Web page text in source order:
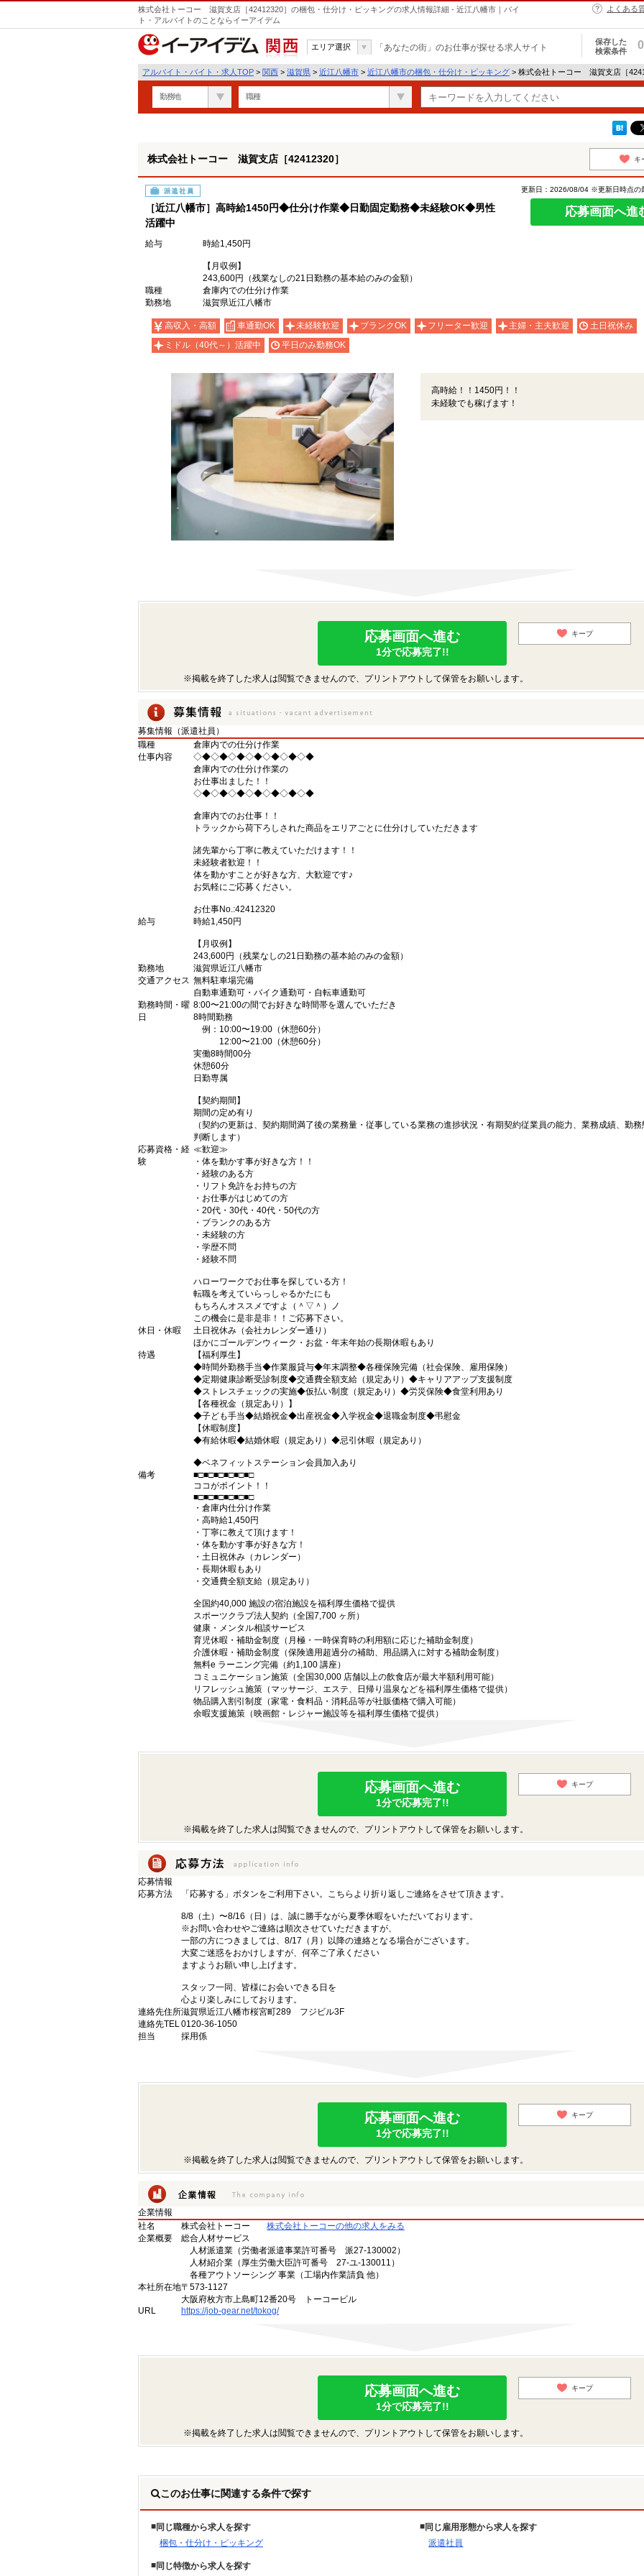
株式会社トーコー 滋賀支店［42412320］の梱包・仕分け・ピッキングの求人情報詳細 - 近江八幡市｜バイ
ト・アルバイトのことならイーアイデム
よくある
関西
エリア選択 「あなたの街」のお仕事が探せる求人サイト
保存した
検索条件
0
アルバイト・バイト・求人TOP > 関西 > 滋賀県 > 近江八幡市 > 近江八幡市の梱包・仕分け・ピッキング > 株式会社トーコー 滋賀支店［
勤務地 職種
株式会社トーコー 滋賀支店［42412320］ キ
派遣社員
［近江八幡市］高時給1450円◆仕分け作業◆日勤固定勤務◆未経験OK◆男性
活躍中
更新日：2026/08/04 ※更新日時点の
応募画面へ進
給与 時給1,450円
【月収例】
243,600円（残業なしの21日勤務の基本給のみの金額）
職種
倉庫内での仕分け作業
勤務地
滋賀県近江八幡市
高収入・高額 車通勤OK 未経験歓迎 ブランクOK フリーター歓迎 主婦・主夫歓迎
土日祝休み
ミドル（40代～）活躍中
平日のみ勤務OK
高時給！！1450円！！
未経験でも稼げます！
応募画面へ進む
1分で応募完了!!
キープ
※掲載を終了した求人は閲覧できませんので、プリントアウトして保管をお願いします。
募集情報（派遣社員）
職種
倉庫内での仕分け作業
仕事内容
◇◆◇◆◇◆◇◆◇◆◇◆◇◆
倉庫内での仕分け作業の
お仕事出ました！！
◇◆◇◆◇◆◇◆◇◆◇◆◇◆
倉庫内でのお仕事！！
トラックから荷下ろしされた商品をエリアごとに仕分けしていただきます
諸先輩から丁寧に教えていただけます！！
未経験者歓迎！！
体を動かすことが好きな方、大歓迎です♪
お気軽にご応募ください。
お仕事No.:42412320
給与
時給1,450円
【月収例】
243,600円（残業なしの21日勤務の基本給のみの金額）
勤務地
滋賀県近江八幡市
交通アクセス 無料駐車場完備
自動車通勤可・バイク通勤可・自転車通勤可
勤務時間・曜
日
8:00〜21:00の間でお好きな時間帯を選んでいただき
8時間勤務
例：10:00〜19:00（休憩60分）
12:00〜21:00（休憩60分）
実働8時間00分
休憩60分
日勤専属
【契約期間】
期間の定め有り
（契約の更新は、契約期間満了後の業務量・従事している業務の進捗状況・有期契約従業員の能力、業務成績、勤務
判断します）
応募資格・経
験
≪歓迎≫
・体を動かす事が好きな方！！
・経験のある方
・リフト免許をお持ちの方
・お仕事がはじめての方
・20代・30代・40代・50代の方
・ブランクのある方
・未経験の方
・学歴不問
・経験不問
ハローワークでお仕事を探している方！
転職を考えていらっしゃるかたにも
もちろんオススメですよ（＾▽＾）ノ
この機会に是非是非！！ご応募下さい。
休日・休暇
土日祝休み（会社カレンダー通り）
ほかにゴールデンウィーク・お盆・年末年始の長期休暇もあり
待遇
【福利厚生】
◆時間外勤務手当◆作業服貸与◆年末調整◆各種保険完備（社会保険、雇用保険）
◆定期健康診断受診制度◆交通費全額支給（規定あり）◆キャリアアップ支援制度
◆ストレスチェックの実施◆仮払い制度（規定あり）◆労災保険◆食堂利用あり
【各種祝金（規定あり）】
◆子ども手当◆結婚祝金◆出産祝金◆入学祝金◆退職金制度◆弔慰金
【休暇制度】
◆有給休暇◆結婚休暇（規定あり）◆忌引休暇（規定あり）
◆ベネフィットステーション会員加入あり
備考
■□■□■□■□■□■□
ココがポイント！！
■□■□■□■□■□■□
・倉庫内仕分け作業
・高時給1,450円
・丁寧に教えて頂けます！
・体を動かす事が好きな方！
・土日祝休み（カレンダー）
・長期休暇もあり
・交通費全額支給（規定あり）
全国約40,000 施設の宿泊施設を福利厚生価格で提供
スポーツクラブ法人契約（全国7,700 ヶ所）
健康・メンタル相談サービス
育児休暇・補助金制度（月極・一時保育時の利用額に応じた補助金制度）
介護休暇・補助金制度（保険適用超過分の補助、用品購入に対する補助金制度）
無料e ラーニング完備（約1,100 講座）
コミュニケーション施策（全国30,000 店舗以上の飲食店が最大半額利用可能）
リフレッシュ施策（マッサージ、エステ、日帰り温泉などを福利厚生価格で提供）
物品購入割引制度（家電・食料品・消耗品等が社販価格で購入可能）
余暇支援施策（映画館・レジャー施設等を福利厚生価格で提供）
応募画面へ進む
1分で応募完了!!
キープ
※掲載を終了した求人は閲覧できませんので、プリントアウトして保管をお願いします。
応募情報
応募方法
「応募する」ボタンをご利用下さい。こちらより折り返しご連絡をさせて頂きます。
8/8（土）〜8/16（日）は、誠に勝手ながら夏季休暇をいただいております。
※お問い合わせやご連絡は順次させていただきますが、
一部の方につきましては、8/17（月）以降の連絡となる場合がございます。
大変ご迷惑をおかけしますが、何卒ご了承ください
ますようお願い申し上げます。
スタッフ一同、皆様にお会いできる日を
心より楽しみにしております。
連絡先住所滋賀県近江八幡市桜宮町289 フジビル3F
連絡先TEL0120-36-1050
担当
採用係
応募画面へ進む
1分で応募完了!!
キープ
※掲載を終了した求人は閲覧できませんので、プリントアウトして保管をお願いします。
企業情報
社名
株式会社トーコー
株式会社トーコーの他の求人をみる
企業概要
総合人材サービス
人材派遣業（労働者派遣事業許可番号 派27-130002）
人材紹介業（厚生労働大臣許可番号 27-ユ-130011）
各種アウトソーシング 事業（工場内作業請負 他）
本社所在地〒573-1127
大阪府枚方市上島町12番20号 トーコービル
URL
https://job-gear.net/tokog/
応募画面へ進む
1分で応募完了!!
キープ
※掲載を終了した求人は閲覧できませんので、プリントアウトして保管をお願いします。
このお仕事に関連する条件で探す
同じ職種から求人を探す
梱包・仕分け・ピッキング
同じ雇用形態から求人を探す
派遣社員
同じ特徴から求人を探す